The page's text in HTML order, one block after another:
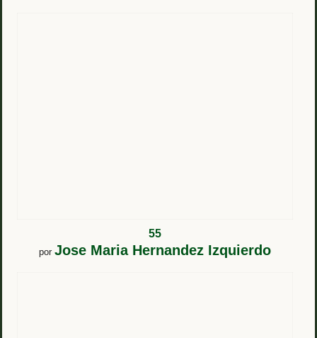
55
por Jose Maria Hernandez Izquierdo